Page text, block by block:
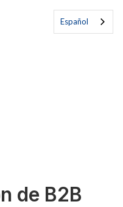
Training
Español
de B2B